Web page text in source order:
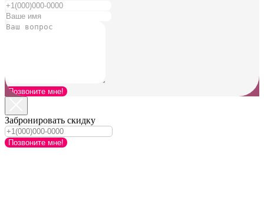
Позвоните мне!
Забронировать скидку
Позвоните мне!